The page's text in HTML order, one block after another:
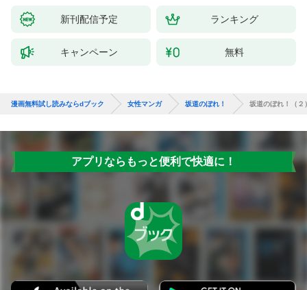
新刊配信予定 ランキング
キャンペーン 無料
漫画無料試し読みならdブック 女性マンガ 坂道のぼれ！ 坂道のぼれ！（２
アプリならもっと便利で快適に！